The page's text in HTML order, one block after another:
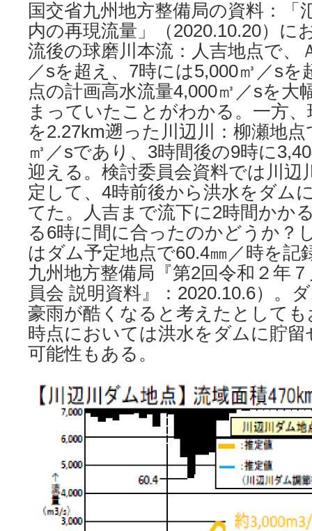
国交省九州地方整備局の資料：「
内の再現流量」（2020.10.20）に
流後の球磨川本流：人吉地点で、
／sを超え、7時には5,000㎥／sを
点の計画高水流量4,000㎥／sを大
まっていたことがわかる。一方
を2.27km遡った川辺川：柳瀬地
㎥／sであり、3時間後の9時に
迎える。検討委員会資料では川辺
定して、4時前後から洪水をダム
てた。人吉まで流下に2時間かか
る6時に間に合ったのかどうか？
はダム予定地点で60.4㎜／時を記
九州地方整備局『第2回令和２年
員会 説明資料』：2020.10.6）。
豪雨が酷くなると考えたとして
時点においては洪水をダムに貯
可能性もある。